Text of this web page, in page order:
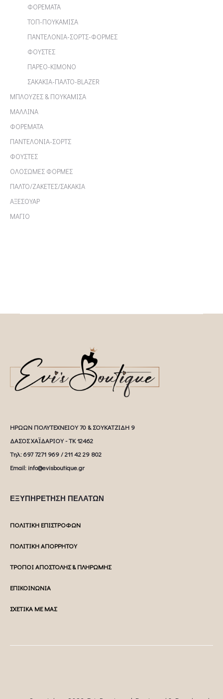
ΦΟΡΕΜΑΤΑ
ΤΟΠ-ΠΟΥΚΑΜΙΣΑ
ΠΑΝΤΕΛΟΝΙΑ-ΣΟΡΤΣ-ΦΟΡΜΕΣ
ΦΟΥΣΤΕΣ
ΠΑΡΕΟ-ΚΙΜΟΝΟ
ΣΑΚΑΚΙΑ-ΠΑΛΤΟ-BLAZER
ΜΠΛΟΥΖΕΣ & ΠΟΥΚΑΜΙΣΑ
ΜΑΛΛΙΝΑ
ΦΟΡΕΜΑΤΑ
ΠΑΝΤΕΛΟΝΙΑ-ΣΟΡΤΣ
ΦΟΥΣΤΕΣ
ΟΛΟΣΩΜΕΣ ΦΟΡΜΕΣ
ΠΑΛΤΟ/ΖΑΚΕΤΕΣ/ΣΑΚΑΚΙΑ
ΑΞΕΣΟΥΑΡ
ΜΑΓΙΟ
ΗΡΩΩΝ ΠΟΛΥΤΕΧΝΕΙΟΥ 70 & ΣΟΥΚΑΤΖΙΔΗ 9
ΔΑΣΟΣ ΧΑΪΔΑΡΙΟΥ - ΤΚ 12462
Tηλ: 697 7271 969 / 211 42 29 802
Email: info@evisboutique.gr
ΕΞΥΠΗΡΕΤΗΣΗ ΠΕΛΑΤΩΝ
ΠΟΛΙΤΙΚΗ ΕΠΙΣΤΡΟΦΩΝ
ΠΟΛΙΤΙΚΗ ΑΠΟΡΡΗΤΟΥ
ΤΡΟΠΟΙ ΑΠΟΣΤΟΛΗΣ & ΠΛΗΡΩΜΗΣ
ΕΠΙΚΟΙΝΩΝΙΑ
ΣΧΕΤΙΚΑ ΜΕ ΜΑΣ